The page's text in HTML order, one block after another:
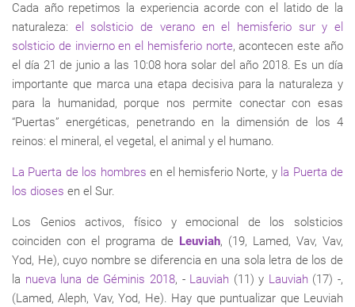
Cada año repetimos la experiencia acorde con el latido de la
naturaleza: el solsticio de verano en el hemisferio sur y el
solsticio de invierno en el hemisferio norte, acontecen este año
el día 21 de junio a las 10:08 hora solar del año 2018. Es un día
importante que marca una etapa decisiva para la naturaleza y
para la humanidad, porque nos permite conectar con esas
“Puertas” energéticas, penetrando en la dimensión de los 4
reinos: el mineral, el vegetal, el animal y el humano.
La Puerta de los hombres en el hemisferio Norte, y la Puerta de
los dioses en el Sur.
Los Genios activos, físico y emocional de los solsticios
coinciden con el programa de Leuviah, (19, Lamed, Vav, Vav,
Yod, He), cuyo nombre se diferencia en una sola letra de los de
la nueva luna de Géminis 2018, - Lauviah (11) y Lauviah(17) -,
(Lamed, Aleph, Vav, Yod, He). Hay que puntualizar que Leuviah